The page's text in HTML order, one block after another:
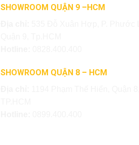
SHOWROOM QUẬN 9 –HCM
SHOWROOM QUẬN 8 – HCM